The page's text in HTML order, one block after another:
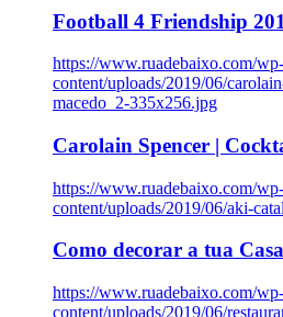
Football 4 Friendship
https://www.ruadebaixo.com/wp-
content/uploads/2019/06/
macedo_2-335x256.jpg
Carolain Spencer |
https://www.ruadebaixo.com/wp-
content/uploads/2019/06/aki-
Como decorar a tua
https://www.ruadebaixo.com/wp-
content/uploads/2019/06/